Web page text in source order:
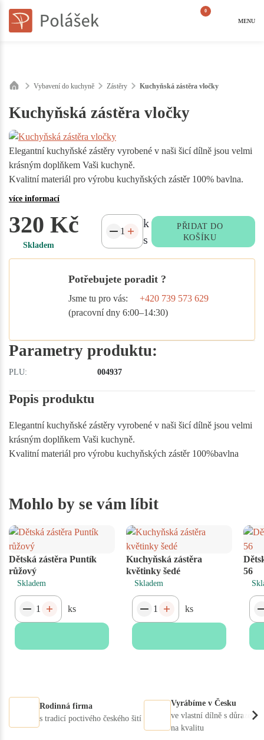
0
MENU
Vybavení do kuchyně Zástěry Kuchyňská zástěra vločky
Kuchyňská zástěra vločky
Elegantní kuchyňské zástěry vyrobené v naši šicí dílně jsou velmi
krásným doplňkem Vaši kuchyně.
Kvalitní materiál pro výrobu kuchyňských zástěr 100% bavlna.
více informací
320 Kč
Skladem
k
s
PŘIDAT DO
KOŠÍKU
Potřebujete poradit ?
Jsme tu pro vás:
+420 739 573 629
(pracovní dny 6:00–14:30)
Parametry produktu:
PLU: 004937
Popis produktu
Elegantní kuchyňské zástěry vyrobené v naši šicí dílně jsou velmi
krásným doplňkem Vaši kuchyně.
Kvalitní materiál pro výrobu kuchyňských zástěr 100%bavlna
Mohlo by se vám líbit
Dětská zástěra Puntík
růžový
Skladem
ks
Kuchyňská zástěra
květinky šedé
Skladem
ks
56
Rodinná firma
s tradicí poctivého českého šití
Vyrábíme v Česku
ve vlastní dílně s důrazem
na kvalitu